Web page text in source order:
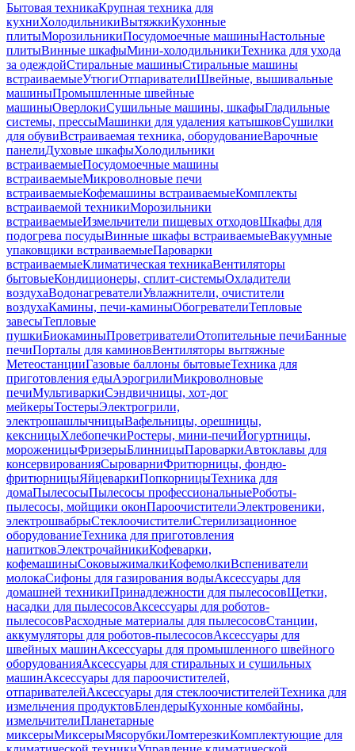
Бытовая техникаКрупная техника для
кухниХолодильникиВытяжкиКухонные
плитыМорозильникиПосудомоечные машиныНастольные
плитыВинные шкафыМини-холодильникиТехника для ухода
за одеждойСтиральные машиныСтиральные машины
встраиваемыеУтюгиОтпаривателиШвейные, вышивальные
машиныПромышленные швейные
машиныОверлокиСушильные машины, шкафыГладильные
системы, прессыМашинки для удаления катышковСушилки
для обувиВстраиваемая техника, оборудованиеВарочные
панелиДуховые шкафыХолодильники
встраиваемыеПосудомоечные машины
встраиваемыеМикроволновые печи
встраиваемыеКофемашины встраиваемыеКомплекты
встраиваемой техникиМорозильники
встраиваемыеИзмельчители пищевых отходовШкафы для
подогрева посудыВинные шкафы встраиваемыеВакуумные
упаковщики встраиваемыеПароварки
встраиваемыеКлиматическая техникаВентиляторы
бытовыеКондиционеры, сплит-системыОхладители
воздухаВодонагревателиУвлажнители, очистители
воздухаКамины, печи-каминыОбогревателиТепловые
завесыТепловые
пушкиБиокаминыПроветривателиОтопительные печиБанные
печиПорталы для каминовВентиляторы вытяжные
МетеостанцииГазовые баллоны бытовыеТехника для
приготовления едыАэрогрилиМикроволновые
печиМультиваркиСэндвичницы, хот-дог
мейкерыТостерыЭлектрогрили,
электрошашлычницыВафельницы, орешницы,
кексницыХлебопечкиРостеры, мини-печиЙогуртницы,
мороженицыФризерыБлинницыПароваркиАвтоклавы для
консервированияСыроварниФритюрницы, фондю-
фритюрницыЯйцеваркиПопкорницыТехника для
домаПылесосыПылесосы профессиональныеРоботы-
пылесосы, мойщики оконПароочистителиЭлектровеники,
электрошвабрыСтеклоочистителиСтерилизационное
оборудованиеТехника для приготовления
напитковЭлектрочайникиКофеварки,
кофемашиныСоковыжималкиКофемолкиВспениватели
молокаСифоны для газирования водыАксессуары для
домашней техникиПринадлежности для пылесосовЩетки,
насадки для пылесосовАксессуары для роботов-
пылесосовРасходные материалы для пылесосовСтанции,
аккумуляторы для роботов-пылесосовАксессуары для
швейных машинАксессуары для промышленного швейного
оборудованияАксессуары для стиральных и сушильных
машинАксессуары для пароочистителей,
отпаривателейАксессуары для стеклоочистителейТехника для
измельчения продуктовБлендерыКухонные комбайны,
измельчителиПланетарные
миксерыМиксерыМясорубкиЛомтерезкиКомплектующие для